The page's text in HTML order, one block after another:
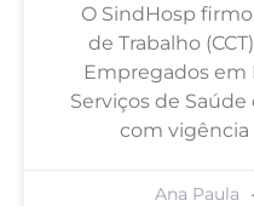
O SindHosp
de Trabalho
Empregados em
Serviços de
com vigência
Ana Paula